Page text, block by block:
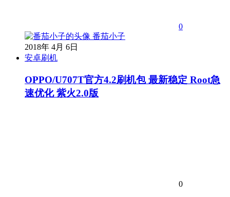
0
番茄小子
2018年 4月 6日
安卓刷机
OPPO/U707T官方4.2刷机包 最新稳定 Root急
速优化 紫火2.0版
0